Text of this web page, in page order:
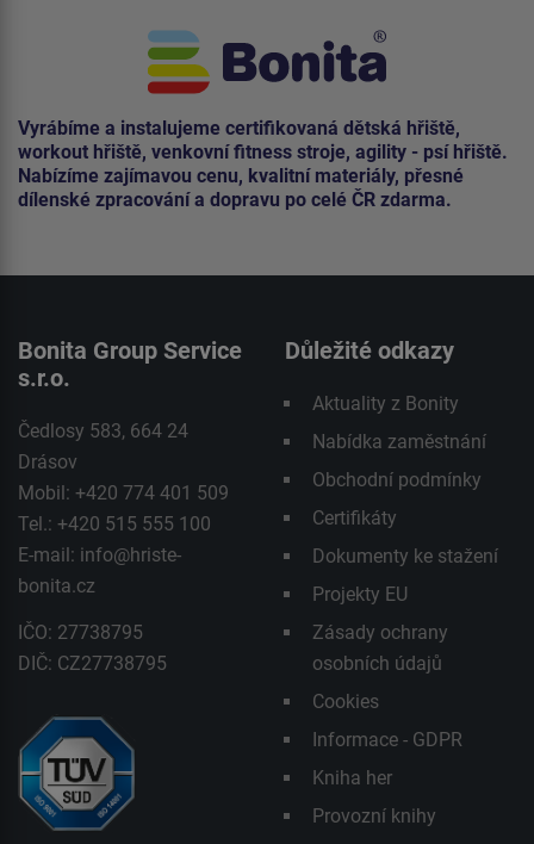
Vyrábíme a instalujeme certifikovaná dětská hřiště,
workout hřiště, venkovní fitness stroje, agility - psí hřiště.
Nabízíme zajímavou cenu, kvalitní materiály, přesné
dílenské zpracování a dopravu po celé ČR zdarma.
Bonita Group Service
s.r.o.
Čedlosy 583, 664 24
Drásov
Mobil: +420 774 401 509
Tel.: +420 515 555 100
E-mail: info@hriste-
bonita.cz
IČO: 27738795
DIČ: CZ27738795
Důležité odkazy
Aktuality z Bonity
Nabídka zaměstnání
Obchodní podmínky
Certifikáty
Dokumenty ke stažení
Projekty EU
Zásady ochrany
osobních údajů
Cookies
Informace - GDPR
Kniha her
Provozní knihy